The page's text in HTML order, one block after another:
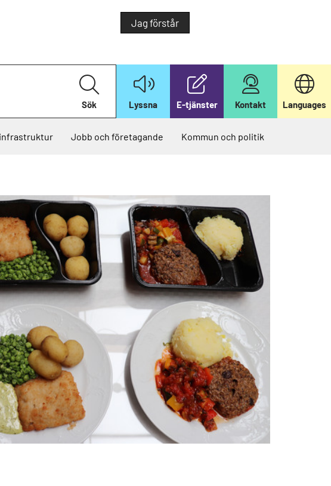
Jag förstår
å
p
l
t
s
Sök Lyssna E-tjänster Kontakt Languages
Jobb och företagande Kommun och politik